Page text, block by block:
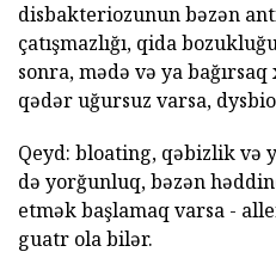
disbakteriozunun bəzən
çatışmazlığı, qida
sonra, mədə və ya
qədər uğursuz varsa,
Qeyd: bloating, qəbizlik və
də yorğunluq, bəzən
etmək başlamaq varsa -
guatr ola bilər.